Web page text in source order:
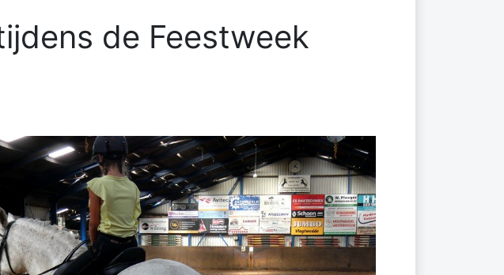
de Feestweek